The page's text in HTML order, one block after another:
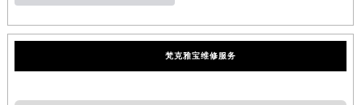
梵克雅宝维修服务